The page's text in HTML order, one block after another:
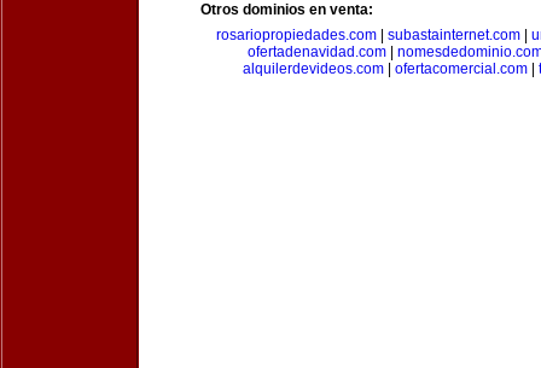
Otros dominios en venta:
rosariopropiedades.com| subastainternet.com|
ofertadenavidad.com|
alquilerdevideos.com
ofertacomercial.com